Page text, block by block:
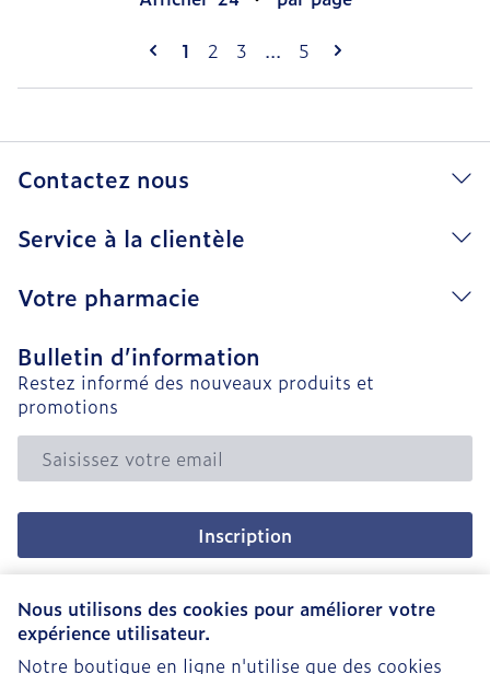
Nous utilisons des cookies pour améliorer votre
expérience utilisateur.
Notre boutique en ligne n'utilise que des cookies
Pages
Vous lisez actuellement la page
1 Page
2 Page
3 ... Page
5
Contactez nous
Service à la clientèle
Votre pharmacie
Bulletin d’information
Restez informé des nouveaux produits et
promotions
Adresse mail
Inscription
En cliquant sur s'abonner, vous vous abonnez à notre
newsletter et acceptez notrepolitique de confidentialité